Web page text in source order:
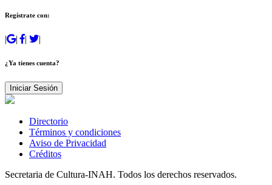
Regístrate con:
| | | |
¿Ya tienes cuenta?
Iniciar Sesión
Directorio
Términos y condiciones
Aviso de Privacidad
Créditos
Secretaria de Cultura-INAH. Todos los derechos reservados.